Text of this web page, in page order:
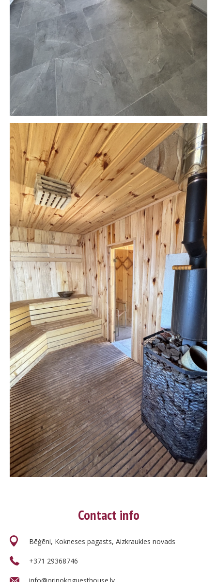
Contact info
Bēģēni, Kokneses pagasts, Aizkraukles novads
+371 29368746